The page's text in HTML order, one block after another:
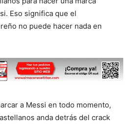
Eso significa que el
no puede hacer nada en
a Messi en todo momento,
anda detrás del crack